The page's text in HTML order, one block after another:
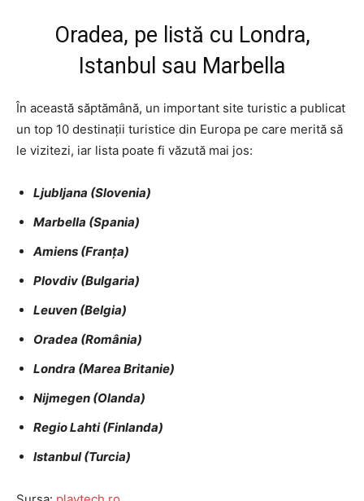
Oradea, pe listă cu Londra,
Istanbul sau Marbella
În această săptămână, un important site turistic a publicat
un top 10 destinații turistice din Europa pe care merită să
le vizitezi, iar lista poate fi văzută mai jos:
Ljubljana (Slovenia)
Marbella (Spania)
Amiens (Franța)
Plovdiv (Bulgaria)
Leuven (Belgia)
Oradea (România)
Londra (Marea Britanie)
Nijmegen (Olanda)
Regio Lahti (Finlanda)
Istanbul (Turcia)